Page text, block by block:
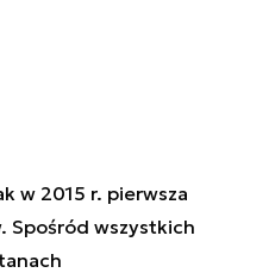
w 2015 r. pierwsza
Spośród wszystkich